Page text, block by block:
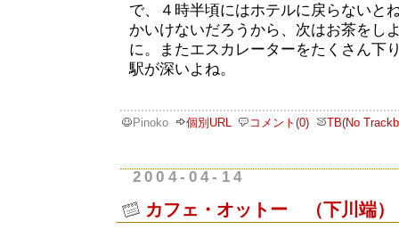
で、４時半頃にはホテルに戻らないと
かいけないだろうから、次はお茶をし
に。またエスカレーターをたくさん下
駅が深いよね。
Pinoko 個別URL コメント(0) TB(No
2004-04-14
カフェ・オットー （下川端）